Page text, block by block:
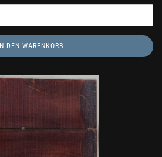
IN DEN WARENKORB